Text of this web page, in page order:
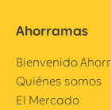
Ahorramas
Bienvenido
Quiénes somos
El Mercado